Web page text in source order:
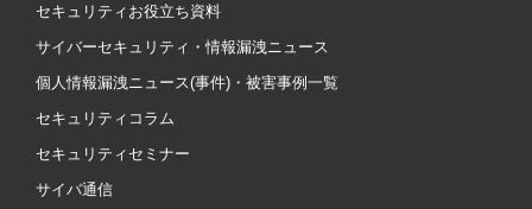
セキュリティお役立ち資料
サイバーセキュリティ・情報漏洩ニュース
個人情報漏洩ニュース(事件)・被害事例一覧
セキュリティコラム
セキュリティセミナー
サイバ通信